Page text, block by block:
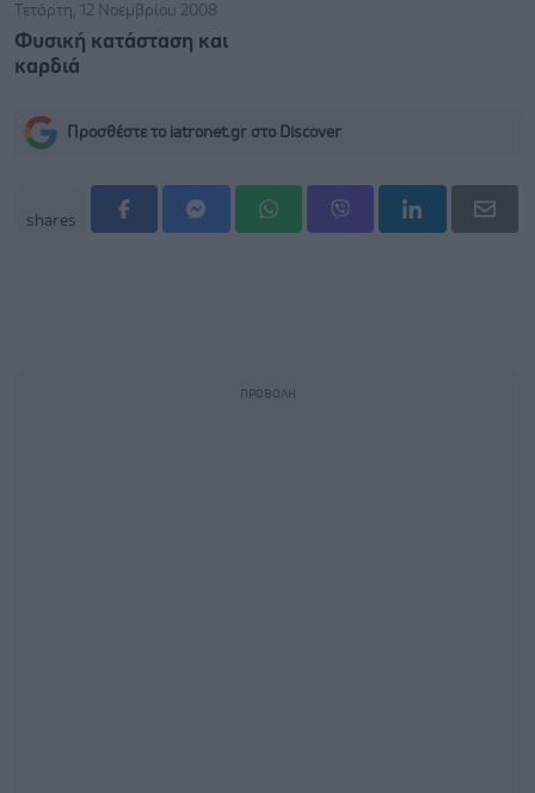
Τετάρτη, 12 Νοεμβρίου 2008
Φυσική κατάσταση και
καρδιά
Προσθέστε το iatronet.gr στο Discover
shares